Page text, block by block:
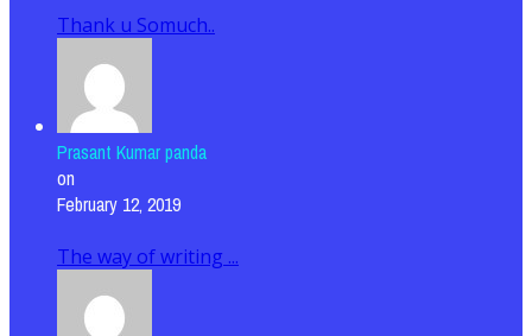
Thank u Somuch..
Prasant Kumar panda
on
February 12, 2019
The way of writing ...